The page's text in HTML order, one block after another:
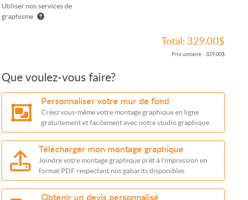
Utiliser nos services de
graphisme
Total: 329.00$
Prix unitaire : 329.00$
Que voulez-vous faire?
Personnaliser votre mur de fond
Créez vous-même votre montage graphique en ligne
gratuitement et facilement avec notre studio graphique
Télécharger mon montage graphique
Joindre votre montage graphique prêt à l'impression en
format PDF respectant nos gabarits disponibles
Obtenir un devis personnalisé